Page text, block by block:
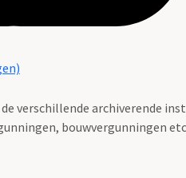
verschillende archiverende
bouwvergunningen